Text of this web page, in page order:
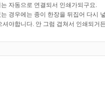
자동으로 연결되서 인쇄가되구요.
경우에는 종이 한장을 뒤집어 다시
야합니다. 안 그럼 겹쳐서 인쇄되거